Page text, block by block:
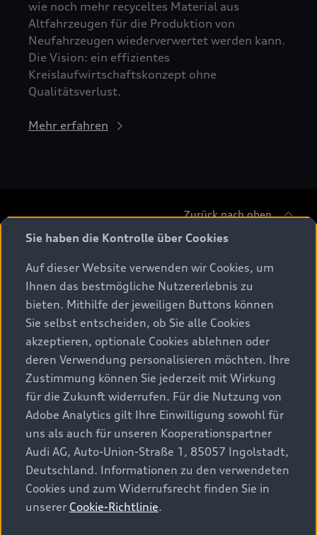
Sie haben die Kontrolle über Cookies
Auf dieser Website verwenden wir Cookies, um
Ihnen das bestmögliche Nutzererlebnis zu
bieten. Mithilfe der jeweiligen Buttons können
Sie selbst entscheiden, ob Sie alle Cookies
akzeptieren, optionale Cookies ablehnen oder
deren Verwendung personalisieren möchten. Ihre
Zustimmung können Sie jederzeit mit Wirkung
für die Zukunft widerrufen. Für die Nutzung von
Adobe Analytics gilt Ihre Einwilligung sowohl für
uns als auch für unseren Kooperationspartner
Audi AG, Auto-Union-Straße 1, 85057 Ingolstadt,
Deutschland. Informationen zu den verwendeten
Cookies und zum Widerrufsrecht finden Sie in
unserer Cookie-Richtlinie.
wie noch mehr recyceltes Material aus
Altfahrzeugen für die Produktion von
Neufahrzeugen wiederverwertet werden kann.
Die Vision: ein effizientes
Kreislaufwirtschaftskonzept ohne
Qualitätsverlust.
Mehr erfahren
Zurück nach oben
Alle Modelle
Modelle vergleichen
Elektromodelle
Plug-in-Hybride
Beratung & Kauf
Aktuelle Angebote
Sofort verfügbare Neuwagen
Gebrauchtwagen
Audi Gebrauchtwagen :plus
Geschäftskunden
Audi exclusive
Service & Zubehör
Audi Original Zubehör
Audi Services
Audi digital services
myAudi
Garantie & Unterstützung
Kundenbereich
Kontakt
Audi Partner finden
Probefahrt anfragen
Audi Welt
Audi quattro Cup